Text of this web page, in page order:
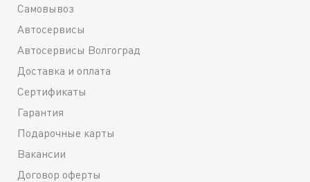
Самовывоз
Автосервисы
Автосервисы Волгоград
Доставка и оплата
Сертификаты
Гарантия
Подарочные карты
Вакансии
Договор оферты